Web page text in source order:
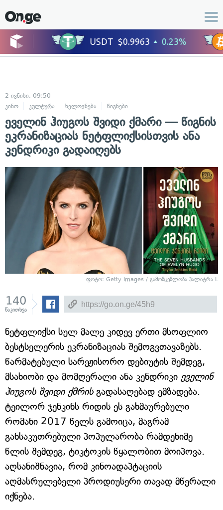
2 ივნისი, 09:50
კინო
კულტურა ხელოვნება წიგნები
ეველინ ჰიუგოს შვიდი ქმარი — წიგნის
ეკრანიზაციას ნეტფლიქსისთვის ანა
კენდრიკი გადაიღებს
ფოტო: Getty Images / გამომცემლობა პალიტრა L
140
წაკითხვა
ნეტფლიქსი სულ მალე კიდევ ერთი მსოფლიო
ბესტსელერის ეკრანიზაციას შემოგვთავაზებს.
წარმატებული სარეჟისორო დებიუტის შემდეგ,
მსახიობი და მომღერალი ანა კენდრიკი ეველინ
ჰიუგოს შვიდი ქმრისგადასაღებად ემზადება.
ტეილორ ჯენკინს რიდის ეს გახმაურებული
რომანი 2017 წელს გამოიცა, მაგრამ
განსაკუთრებული პოპულარობა რამდენიმე
წლის შემდეგ, ტიკტოკის წყალობით მოიპოვა.
აღსანიშნავია, რომ კინოადაპტაციის
აღმასრულებელი პროდიუსერი თავად მწერალი
იქნება.